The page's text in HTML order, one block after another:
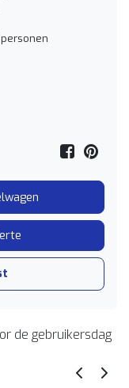
de gebruikersdag